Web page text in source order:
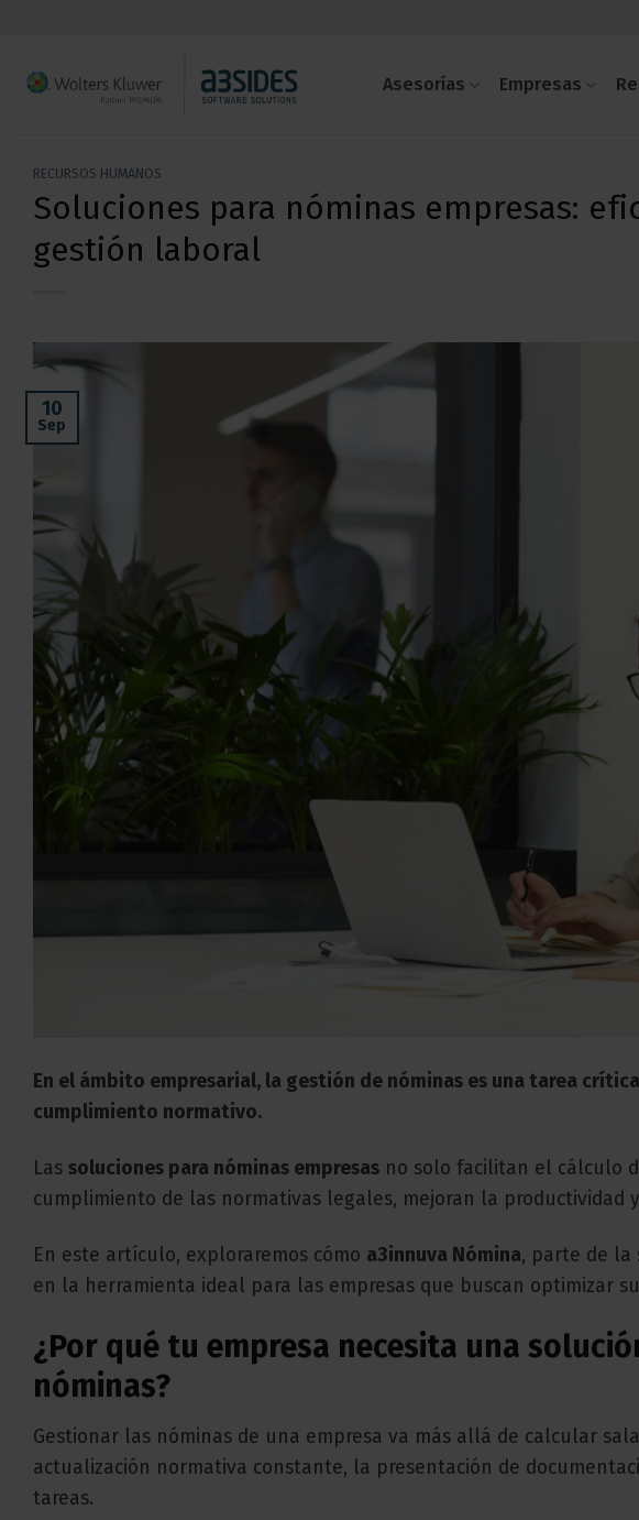
contenido
Asesorías Empresas
RECURSOS HUMANOS
Soluciones para nóminas empresas:
gestión laboral
10
Sep
En el ámbito empresarial, la gestión de nóminas es una tarea
cumplimiento normativo.
Las soluciones para nóminas empresas no solo facilitan el cálculo
cumplimiento de las normativas legales, mejoran la productividad
En este artículo, exploraremos cómo a3innuva Nómina, parte de la
en la herramienta ideal para las empresas que buscan optimizar
¿Por qué tu empresa necesita una
nóminas?
Gestionar las nóminas de una empresa va más allá de calcular
actualización normativa constante, la presentación de
tareas.